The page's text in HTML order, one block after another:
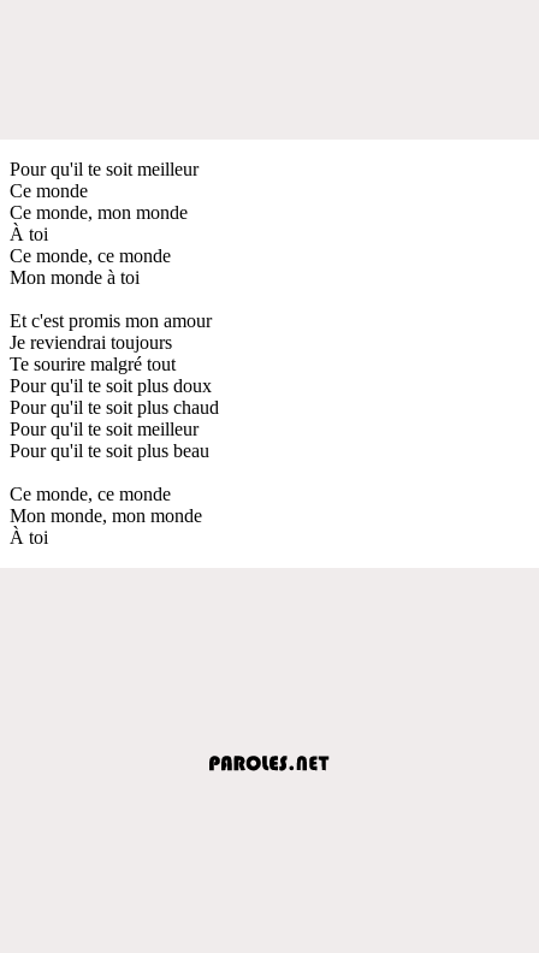
Pour qu'il te soit meilleur
Ce monde
Ce monde, mon monde
À toi
Ce monde, ce monde
Mon monde à toi
Et c'est promis mon amour
Je reviendrai toujours
Te sourire malgré tout
Pour qu'il te soit plus doux
Pour qu'il te soit plus chaud
Pour qu'il te soit meilleur
Pour qu'il te soit plus beau
Ce monde, ce monde
Mon monde, mon monde
À toi